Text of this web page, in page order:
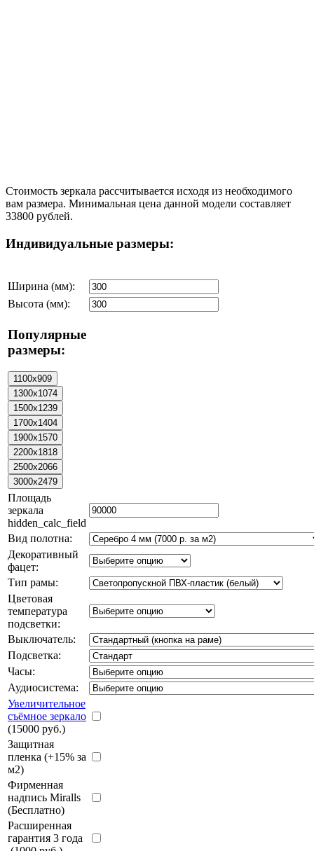
Стоимость зеркала рассчитывается исходя из необходимого
вам размера. Минимальная цена данной модели составляет
33800 рублей.
Индивидуальные размеры:
Ширина (мм):
Высота (мм):
Популярные
размеры:
Площадь
зеркала
hidden_calc_field
Вид полотна:
Декоративный
фацет:
Тип рамы:
Цветовая
температура
подсветки:
Выключатель:
Подсветка:
Часы:
Аудиосистема:
Увеличительное
съёмное зеркало
(15000 руб.)
Защитная
пленка (+15% за
м2)
Фирменная
надпись Miralls
(Бесплатно)
Расширенная
гарантия 3 года